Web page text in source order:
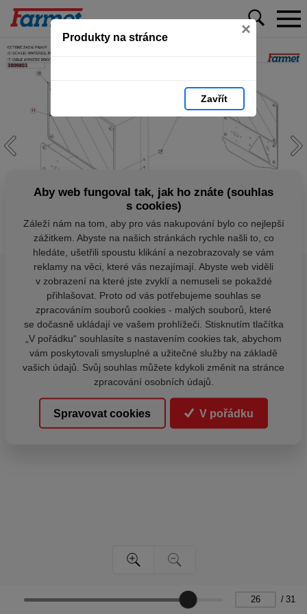
Produkty na stránce ×
Zavřít
/ 31
Aby web fungoval tak, jak ho znáte (souhlas
s cookies)
Záleží nám na tom, aby pro vás nakupování bylo co nejlepší
zážitkem. Abyste na našich stránkách rychle našli to, co
hledáte, ušetřili spoustu klikání a nezobrazovaly se vám
reklamy na věci, které vás nezajímají. Abyste web viděli
v zobrazení na které jste zvyklí a nemuseli se pokaždé
přihlašovat. Proto od vás potřebujeme souhlas se
zpracováním souborů cookies - malých souborů, které
se dočasně ukládají ve vašem prohlížeči. Stisknutím tlačítka
„V pořádku“ souhlasíte s nastavením cookies tak, abychom
vám poskytovali smysluplné a užitečné služby na základě
vašich údajů. Svůj souhlas můžete kdykoli změnit na stránce
zpracování osobních údajů.
Spravovat cookies V pořádku